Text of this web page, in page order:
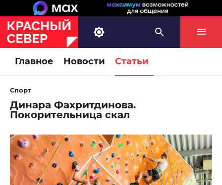
Главное Новости Статьи
Спорт
Динара Фахритдинова.
Покорительница скал